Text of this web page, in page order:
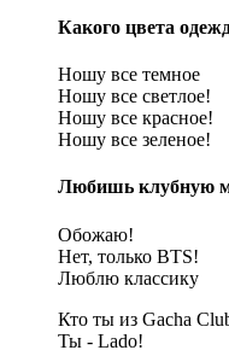
Какого цвета
Ношу все темное
Ношу все светлое!
Ношу все красное!
Ношу все зеленое!
Любишь клубную
Обожаю!
Нет, только BTS!
Люблю классику
Кто ты из Gacha
Ты - Lado!